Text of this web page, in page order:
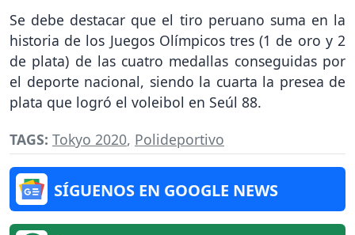
Se debe destacar que el tiro peruano suma en la
historia de los Juegos Olímpicos tres (1 de oro y 2
de plata) de las cuatro medallas conseguidas por
el deporte nacional, siendo la cuarta la presea de
plata que logró el voleibol en Seúl 88.
TAGS: Tokyo 2020, Polideportivo
SÍGUENOS EN GOOGLE NEWS